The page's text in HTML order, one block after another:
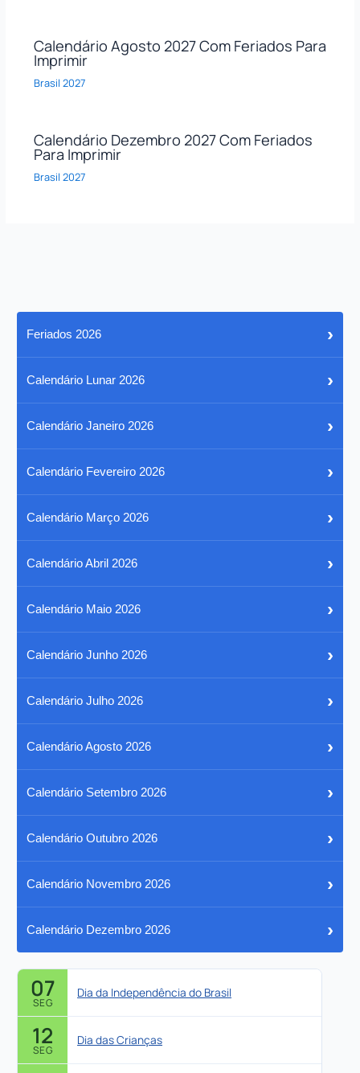
Calendário Agosto 2027 Com Feriados Para
Imprimir
Brasil 2027
Calendário Dezembro 2027 Com Feriados
Para Imprimir
Brasil 2027
Feriados 2026 ›
Calendário Lunar 2026 ›
Calendário Janeiro 2026 ›
Calendário Fevereiro 2026 ›
Calendário Março 2026 ›
Calendário Abril 2026 ›
Calendário Maio 2026 ›
Calendário Junho 2026 ›
Calendário Julho 2026 ›
Calendário Agosto 2026 ›
Calendário Setembro 2026 ›
Calendário Outubro 2026 ›
Calendário Novembro 2026 ›
Calendário Dezembro 2026 ›
07
SEG
Dia da Independência do Brasil
12
SEG
Dia das Crianças